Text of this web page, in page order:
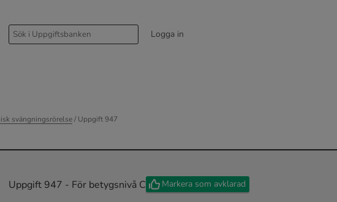
Logga in
svängningsrörelse/ Uppgift 947
Uppgift 947 - För betygsnivå C Markera som avklarad